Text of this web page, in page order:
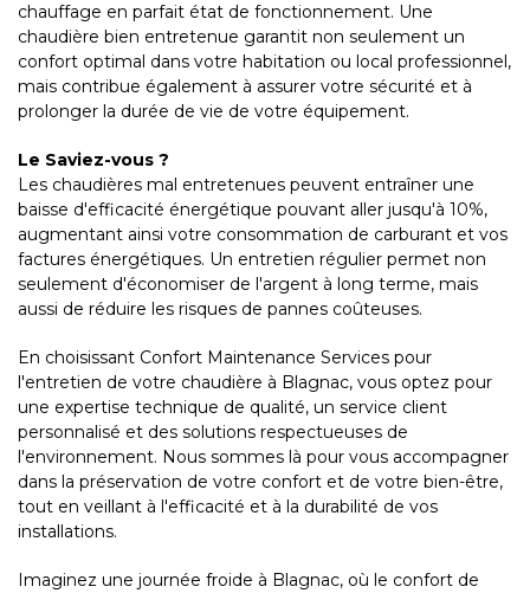
chauffage en parfait état de fonctionnement. Une
chaudière bien entretenue garantit non seulement un
confort optimal dans votre habitation ou local professionnel,
mais contribue également à assurer votre sécurité et à
prolonger la durée de vie de votre équipement.
Le Saviez-vous ?
Les chaudières mal entretenues peuvent entraîner une
baisse d'efficacité énergétique pouvant aller jusqu'à 10%,
augmentant ainsi votre consommation de carburant et vos
factures énergétiques. Un entretien régulier permet non
seulement d'économiser de l'argent à long terme, mais
aussi de réduire les risques de pannes coûteuses.
En choisissant Confort Maintenance Services pour
l'entretien de votre chaudière à Blagnac, vous optez pour
une expertise technique de qualité, un service client
personnalisé et des solutions respectueuses de
l'environnement. Nous sommes là pour vous accompagner
dans la préservation de votre confort et de votre bien-être,
tout en veillant à l'efficacité et à la durabilité de vos
installations.
Imaginez une journée froide à Blagnac, où le confort de